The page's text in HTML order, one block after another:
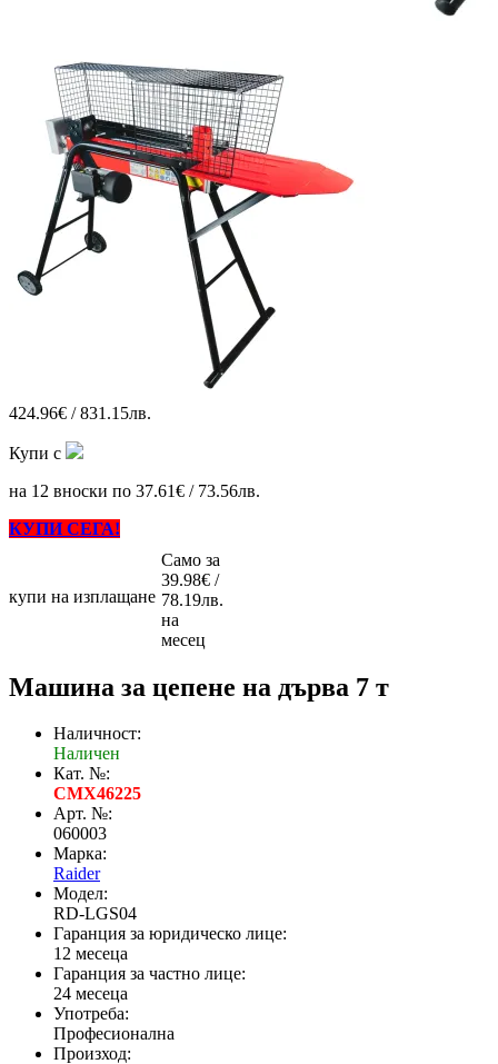
424.96€ / 831.15лв.
Купи с
на 12 вноски по 37.61€ / 73.56лв.
КУПИ СЕГА!
купи на изплащане
Само за
39.98€ /
78.19лв.
на
месец
Машина за цепене на дърва 7 т
Наличност:
Наличен
Кат. №:
CMX46225
Арт. №:
060003
Марка:
Raider
Модел:
RD-LGS04
Гаранция за юридическо лице:
12 месеца
Гаранция за частно лице:
24 месеца
Употреба:
Професионална
Произход: